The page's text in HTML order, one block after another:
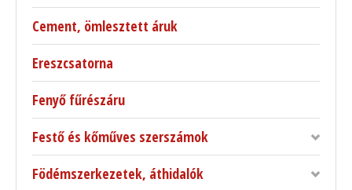
Cement, ömlesztett áruk
Ereszcsatorna
Fenyő fűrészáru
Festő és kőműves szerszámok
Födémszerkezetek, áthidalók